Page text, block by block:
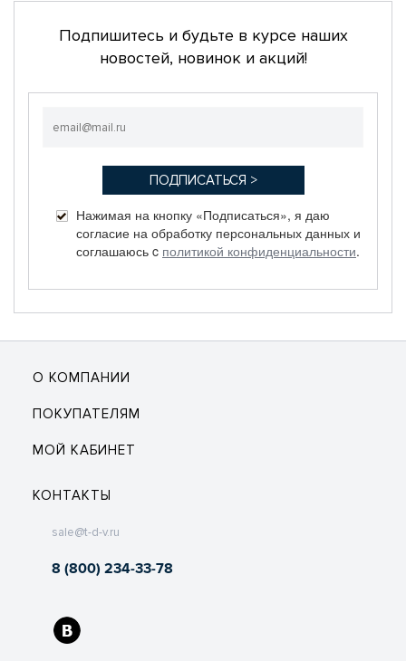
Подпишитесь и будьте в курсе наших
новостей, новинок и акций!
Нажимая на кнопку «Подписаться», я даю
согласие на обработку персональных данных и
соглашаюсь c политикой конфиденциальности.
О КОМПАНИИ
ПОКУПАТЕЛЯМ
МОЙ КАБИНЕТ
КОНТАКТЫ
sale@t-d-v.ru
8 (800) 234-33-78